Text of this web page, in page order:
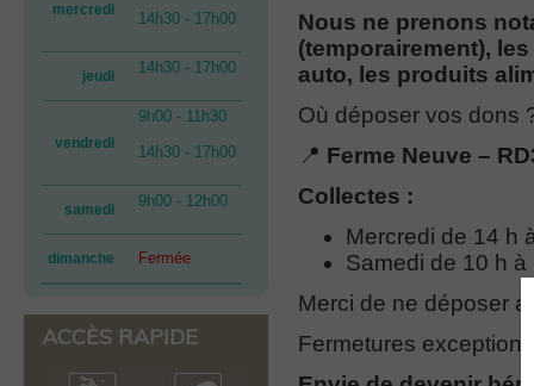
mercredi
14h30 - 17h00
jeudi 14h30 - 17h00
vendredi
9h00 - 11h30
14h30 - 17h00
samedi 9h00 - 12h00
dimanche Fermée
ACCÈS RAPIDE
Nous ne prenons
(temporairement),
auto, les produits
Où déposer vos dons
📍 Ferme Neuve –
Collectes :
Mercredi de 14 h
Samedi de 10 h à
Merci de ne déposer
Fermetures